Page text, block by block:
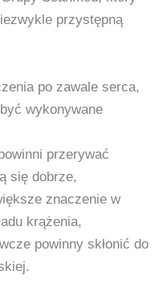
przystępną
po zawale serca,
wykonywane
przerywać
się dobrze,
znaczenie w
krążenia,
powinny skłonić do